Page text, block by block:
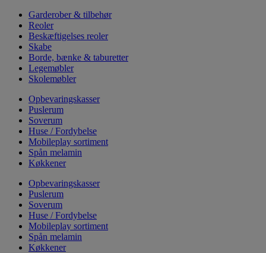
Garderober & tilbehør
Reoler
Beskæftigelses reoler
Skabe
Borde, bænke & taburetter
Legemøbler
Skolemøbler
Opbevaringskasser
Puslerum
Soverum
Huse / Fordybelse
Mobileplay sortiment
Spån melamin
Køkkener
Opbevaringskasser
Puslerum
Soverum
Huse / Fordybelse
Mobileplay sortiment
Spån melamin
Køkkener